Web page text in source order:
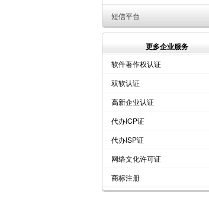
短信平台
更多企业服务
软件著作权认证
双软认证
高新企业认证
代办ICP证
代办ISP证
网络文化许可证
商标注册